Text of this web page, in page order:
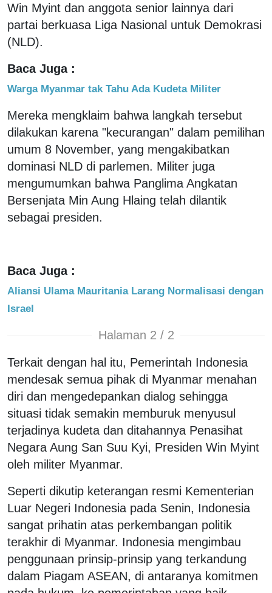
Win Myint dan anggota senior lainnya dari
partai berkuasa Liga Nasional untuk Demokrasi
(NLD).
Baca Juga :
Warga Myanmar tak Tahu Ada Kudeta Militer
Mereka mengklaim bahwa langkah tersebut
dilakukan karena "kecurangan" dalam pemilihan
umum 8 November, yang mengakibatkan
dominasi NLD di parlemen. Militer juga
mengumumkan bahwa Panglima Angkatan
Bersenjata Min Aung Hlaing telah dilantik
sebagai presiden.
Baca Juga :
Aliansi Ulama Mauritania Larang Normalisasi dengan
Israel
Halaman 2 / 2
Terkait dengan hal itu, Pemerintah Indonesia
mendesak semua pihak di Myanmar menahan
diri dan mengedepankan dialog sehingga
situasi tidak semakin memburuk menyusul
terjadinya kudeta dan ditahannya Penasihat
Negara Aung San Suu Kyi, Presiden Win Myint
oleh militer Myanmar.
Seperti dikutip keterangan resmi Kementerian
Luar Negeri Indonesia pada Senin, Indonesia
sangat prihatin atas perkembangan politik
terakhir di Myanmar. Indonesia mengimbau
penggunaan prinsip-prinsip yang terkandung
dalam Piagam ASEAN, di antaranya komitmen